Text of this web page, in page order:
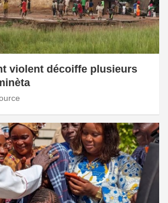
violent décoiffe plusieurs